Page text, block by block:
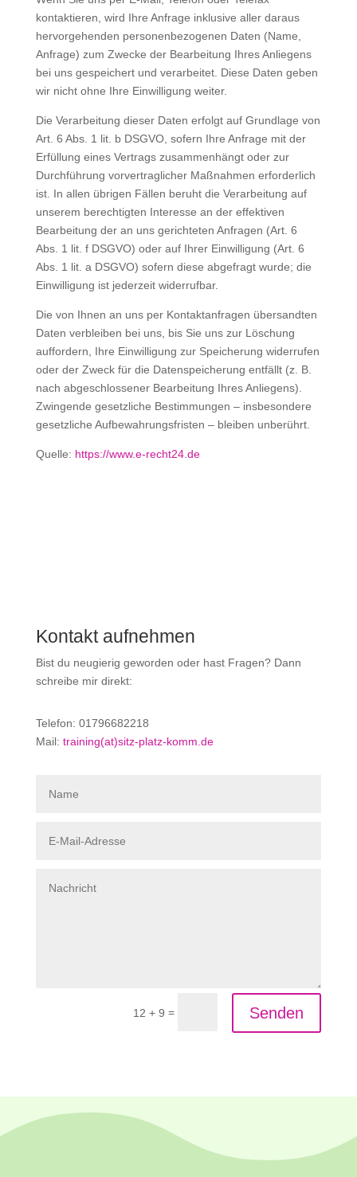
kontaktieren, wird Ihre Anfrage inklusive aller daraus
hervorgehenden personenbezogenen Daten (Name,
Anfrage) zum Zwecke der Bearbeitung Ihres Anliegens
bei uns gespeichert und verarbeitet. Diese Daten geben
wir nicht ohne Ihre Einwilligung weiter.
Die Verarbeitung dieser Daten erfolgt auf Grundlage von
Art. 6 Abs. 1 lit. b DSGVO, sofern Ihre Anfrage mit der
Erfüllung eines Vertrags zusammenhängt oder zur
Durchführung vorvertraglicher Maßnahmen erforderlich
ist. In allen übrigen Fällen beruht die Verarbeitung auf
unserem berechtigten Interesse an der effektiven
Bearbeitung der an uns gerichteten Anfragen (Art. 6
Abs. 1 lit. f DSGVO) oder auf Ihrer Einwilligung (Art. 6
Abs. 1 lit. a DSGVO) sofern diese abgefragt wurde; die
Einwilligung ist jederzeit widerrufbar.
Die von Ihnen an uns per Kontaktanfragen übersandten
Daten verbleiben bei uns, bis Sie uns zur Löschung
auffordern, Ihre Einwilligung zur Speicherung widerrufen
oder der Zweck für die Datenspeicherung entfällt (z. B.
nach abgeschlossener Bearbeitung Ihres Anliegens).
Zwingende gesetzliche Bestimmungen – insbesondere
gesetzliche Aufbewahrungsfristen – bleiben unberührt.
Quelle: https://www.e-recht24.de
Kontakt aufnehmen
Bist du neugierig geworden oder hast Fragen? Dann
schreibe mir direkt:
Telefon: 01796682218
Mail: training(at)sitz-platz-komm.de
12 + 9 = Senden